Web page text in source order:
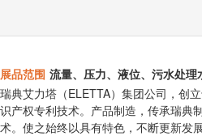
展品范围 流量、压力、液位、污水处
瑞典艾力塔（ELETTA）集团公司，创
识产权专利技术。产品制造，传承瑞典
术。使之始终以具有特色，不断更新发